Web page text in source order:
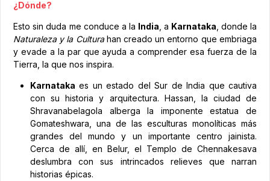
¿Dónde?
Esto sin duda me conduce a la India , a Karnataka , donde la
Naturaleza y la Culturahan creado un entorno que embriaga
y evade a la par que ayuda a comprender esa fuerza de la
Tierra, la que nos inspira.
Karnataka es un estado del Sur de India que cautiva
con su historia y arquitectura. Hassan, la ciudad de
Shravanabelagola alberga la imponente estatua de
Gomateshwara, una de las esculturas monolíticas más
grandes del mundo y un importante centro jainista.
Cerca de allí, en Belur, el Templo de Chennakesava
deslumbra con sus intrincados relieves que narran
historias épicas.